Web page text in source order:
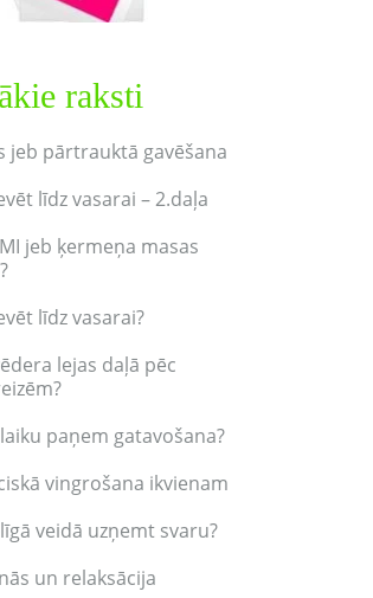
raksti
jeb pārtrauktā gavēšana
līdz vasarai – 2.daļa
jeb ķermeņa masas
līdz vasarai?
lejas daļā pēc
paņem gatavošana?
vingrošana ikvienam
veidā uzņemt svaru?
un relaksācija